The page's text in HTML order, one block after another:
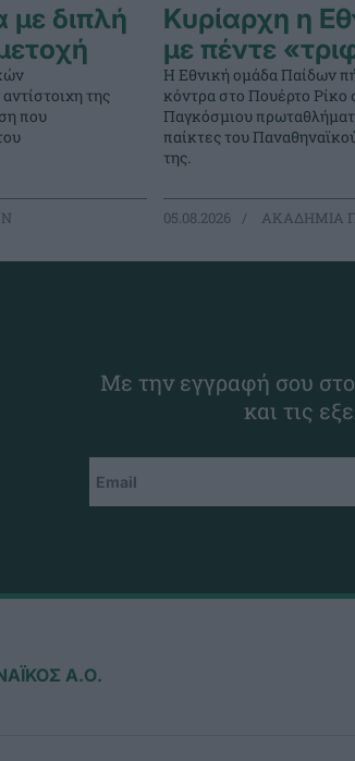
με διπλή
της
που
Κυρίαρχη η
με πέντε
Η Εθνική ομάδα Παίδων
κόντρα στο Πουέρτο Ρίκο
Παγκόσμιου
παίκτες του
της.
05.08.2026 ΑΚΑΔΗΜΙΑ
Με την εγγραφή σου
και τις
Α.Ο.